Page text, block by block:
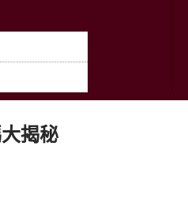
揭秘